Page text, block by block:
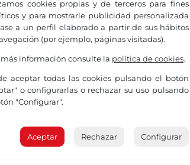
cookies propias y de terceros para fines
y para mostrarle publicidad personalizada
a un perfil elaborado a partir de sus hábitos
(por ejemplo, páginas visitadas).
más información consulte la política de cookies.
aceptar todas las cookies pulsando el botón
o configurarlas o rechazar su uso pulsando
"Configurar".
Aceptar Rechazar Configurar